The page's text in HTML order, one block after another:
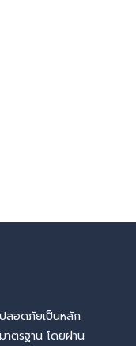
ลอดภัยเป็นหลัก
ตรฐาน โดยผ่าน